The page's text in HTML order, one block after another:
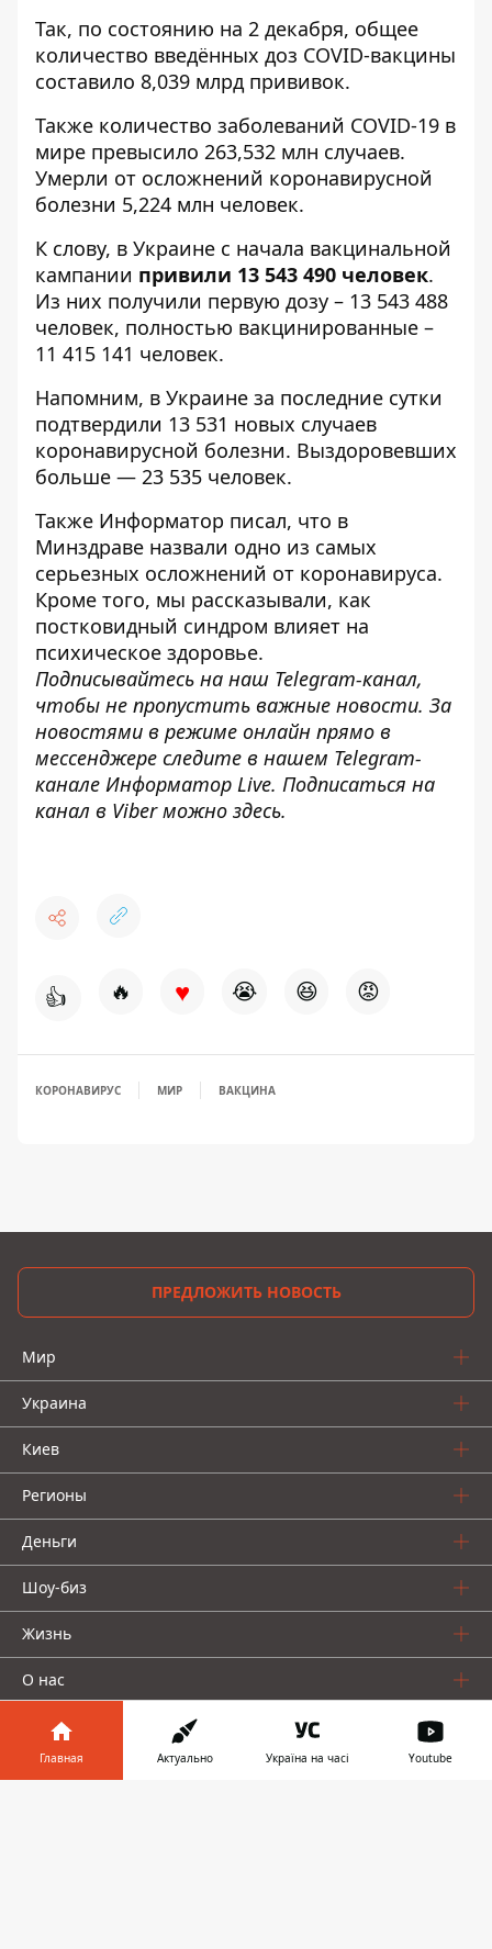
Так, по состоянию на 2 декабря, общее
количество введённых доз COVID-вакцины
составило 8,039 млрд прививок.
Также количество заболеваний COVID-19 в
мире превысило 263,532 млн случаев.
Умерли от осложнений коронавирусной
болезни 5,224 млн человек.
К слову, в Украине с начала вакцинальной
кампании привили 13 543 490 человек.
Из них получили первую дозу – 13 543 488
человек, полностью вакцинированные –
11 415 141 человек.
Напомним, в Украине за последние сутки
подтвердили 13 531 новых случаев
коронавирусной болезни. Выздоровевших
больше — 23 535 человек.
Также Информатор писал, что в
Минздраве назвали одно из самых
серьезных осложнений от коронавируса.
Кроме того, мы рассказывали, как
постковидный синдром влияет на
психическое здоровье.
Подписывайтесь на наш Telegram-канал,
чтобы не пропустить важные новости. За
новостями в режиме онлайн прямо в
мессенджере следите в нашем Telegram-
канале Информатор Live. Подписаться на
канал в Viber можно здесь.
👍 🔥 ♥ 😭 😆 😡
КОРОНАВИРУС МИР ВАКЦИНА
ПРЕДЛОЖИТЬ НОВОСТЬ
Мир
Украина
Киев
Регионы
Деньги
Шоу-биз
Жизнь
О нас
Главная Актуально Україна на часі Youtube